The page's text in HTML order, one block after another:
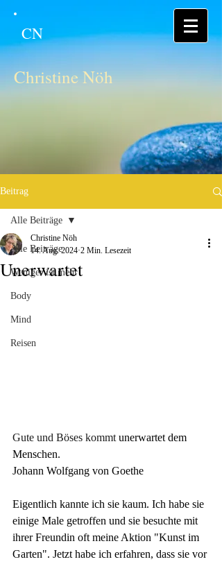
CN
Christine Nöh
Beitrag
Alle Beiträge
Weniger ist mehr
Body
Mind
Reisen
Alle Beiträge
Unerwartet
Christine Nöh
14. Aug. 2024 2 Min. Lesezeit
Gute und Böses kommt unerwartet dem
Menschen.
Johann Wolfgang von Goethe
Eigentlich kannte ich sie kaum. Ich habe sie
einige Male getroffen und sie besuchte mit
ihrer Freundin oft meine Aktion "Kunst im
Garten". Jetzt habe ich erfahren, dass sie vor